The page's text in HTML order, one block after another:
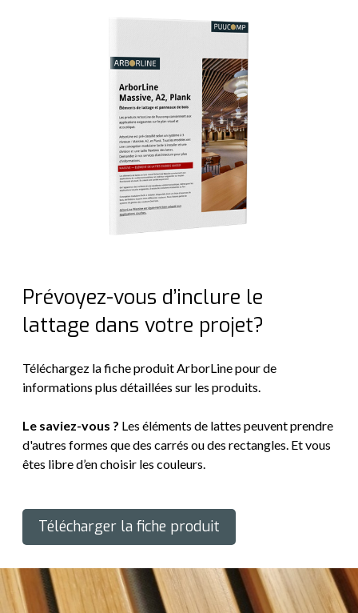
Prévoyez-vous d’inclure le
lattage dans votre projet?
Téléchargez la fiche produit ArborLine pour de
informations plus détaillées sur les produits.
Le saviez-vous ? Les éléments de lattes peuvent prendre
d'autres formes que des carrés ou des rectangles. Et vous
êtes libre d’en choisir les couleurs.
Télécharger la fiche produit